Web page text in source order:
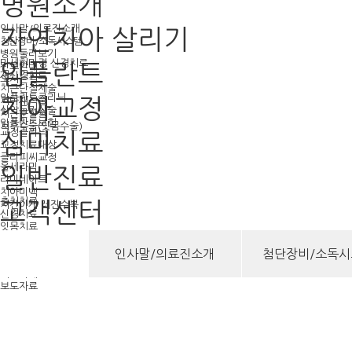
인사말/의료진소개
첨단장비/소독시스템
병원둘러보기
진료안내
오시는길
자연치아 살리기
미세현미경 신경치료
재신경치료
치근단절제술
치아재식술
치근분할술
치주수술(잇몸수술)
임플란트
임플란트클리닉
상악동거상술
임플란트보험
치아교정
교정클리닉
교정치료대상
클리피씨교정
심미치료
올세라믹
라미네이트
치아미백
치간이개 레진수복
일반진료
충치치료
신경치료
잇몸치료
고객센터
보도자료
인사말/의료진소개 첨단장비/소독